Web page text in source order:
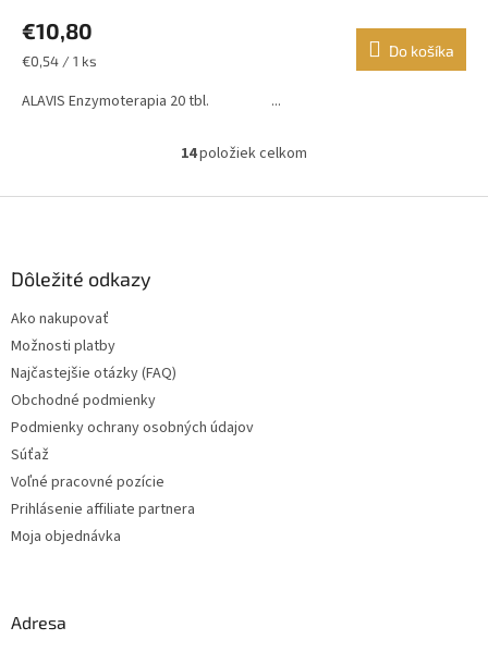
€10,80
Jednotková
€0,54 / 1 ks
Do košíka
ALAVIS Enzymoterapia 20 tbl. ...
O
l
y
14položiek celkom
Dôležité odkazy
Ako nakupovať
Možnosti platby
Najčastejšie otázky (FAQ)
Obchodné podmienky
Podmienky ochrany osobných údajov
Súťaž
Voľné pracovné pozície
Prihlásenie affiliate partnera
Moja objednávka
Adresa